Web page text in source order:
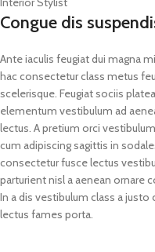
Congue dis
Ante iaculis feugiat dui magna
hac consectetur class metus
scelerisque. Feugiat sociis
elementum vestibulum ad
lectus. A pretium orci
cum adipiscing sagittis in
consectetur fusce lectus
parturient nisl a aenean ornare
In a dis vestibulum class a
lectus fames porta.